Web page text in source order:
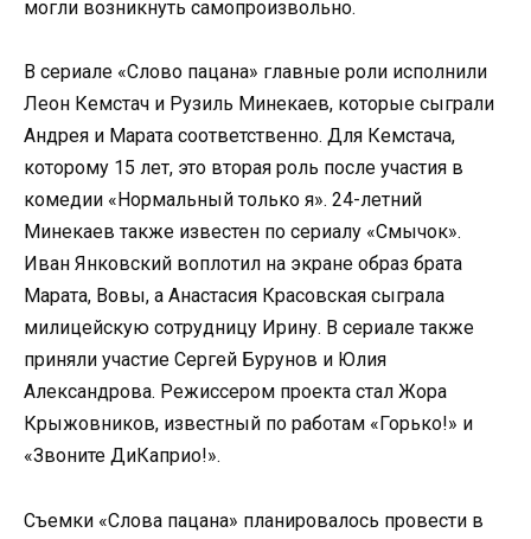
могли возникнуть самопроизвольно.
В сериале «Слово пацана» главные роли исполнили
Леон Кемстач и Рузиль Минекаев, которые сыграли
Андрея и Марата соответственно. Для Кемстача,
которому 15 лет, это вторая роль после участия в
комедии «Нормальный только я». 24-летний
Минекаев также известен по сериалу «Смычок».
Иван Янковский воплотил на экране образ брата
Марата, Вовы, а Анастасия Красовская сыграла
милицейскую сотрудницу Ирину. В сериале также
приняли участие Сергей Бурунов и Юлия
Александрова. Режиссером проекта стал Жора
Крыжовников, известный по работам «Горько!» и
«Звоните ДиКаприо!».
Съемки «Слова пацана» планировалось провести в